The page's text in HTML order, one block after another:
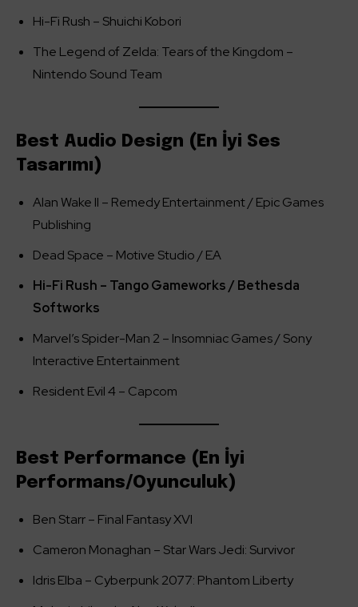
Hi-Fi Rush – Shuichi Kobori
The Legend of Zelda: Tears of the Kingdom –
Nintendo Sound Team
Best Audio Design (En İyi Ses
Tasarımı)
Alan Wake II – Remedy Entertainment / Epic Games
Publishing
Dead Space – Motive Studio / EA
Hi-Fi Rush – Tango Gameworks / Bethesda
Softworks
Marvel’s Spider-Man 2 – Insomniac Games / Sony
Interactive Entertainment
Resident Evil 4 – Capcom
Best Performance (En İyi
Performans/Oyunculuk)
Ben Starr – Final Fantasy XVI
Cameron Monaghan – Star Wars Jedi: Survivor
Idris Elba – Cyberpunk 2077: Phantom Liberty